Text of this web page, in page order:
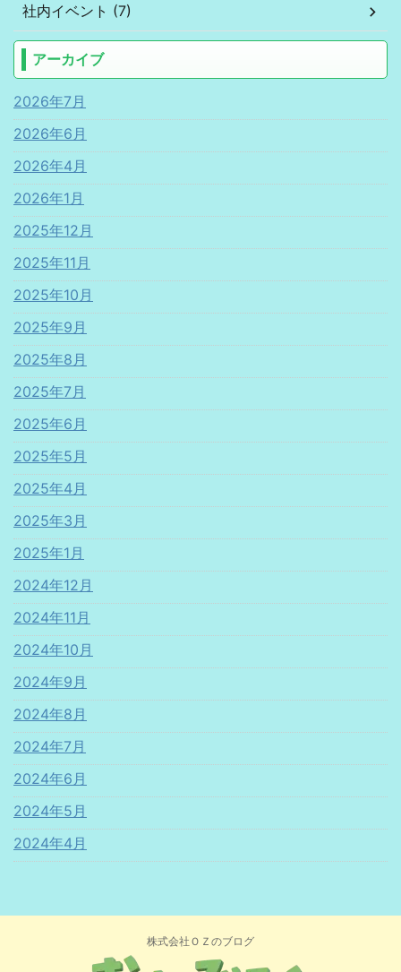
社内イベント (7)
アーカイブ
2026年7月
2026年6月
2026年4月
2026年1月
2025年12月
2025年11月
2025年10月
2025年9月
2025年8月
2025年7月
2025年6月
2025年5月
2025年4月
2025年3月
2025年1月
2024年12月
2024年11月
2024年10月
2024年9月
2024年8月
2024年7月
2024年6月
2024年5月
2024年4月
株式会社ＯＺのブログ